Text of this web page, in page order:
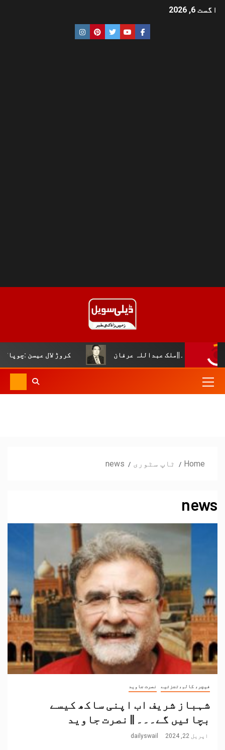
اگست 6, 2026
کروڑ لال عیسن :چوپال کلچرل اینڈ لٹریری عرفان
Home ٹاپ سٹوری news
news
فیچر، کالم،تجزئیے نصرت جاوید
شہباز شریف اب اپنی ساکھ کیسے
بچائیں گے۔۔۔ || نصرت جاوید
اپریل 22, 2024 dailyswail